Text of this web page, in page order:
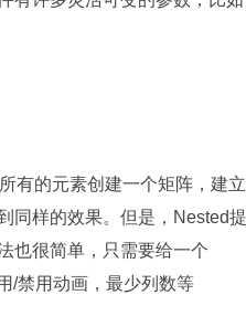
的元素创建一个矩阵，建立
同样的效果。但是，Nested提
也很简单，只需要给一个
/禁用动画，最少列数等